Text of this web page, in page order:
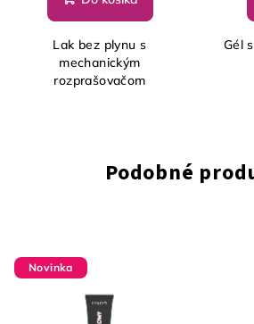
Lak bez plynu s
mechanickým
rozprašovačom
Gél
Podobné
Novinka